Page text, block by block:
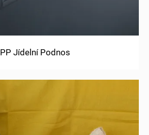
PP Jídelní Podnos